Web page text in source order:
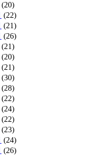
(20)
(22)
(21)
(26)
(21)
(20)
(21)
(30)
(28)
(22)
(24)
(22)
(23)
(24)
(26)